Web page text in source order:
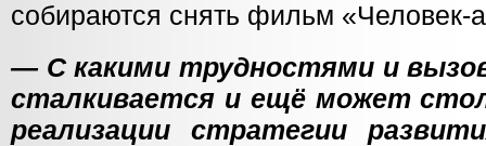
собираются снять фильм
— С какими трудностями и
сталкивается и ещё может
реализации стратегии